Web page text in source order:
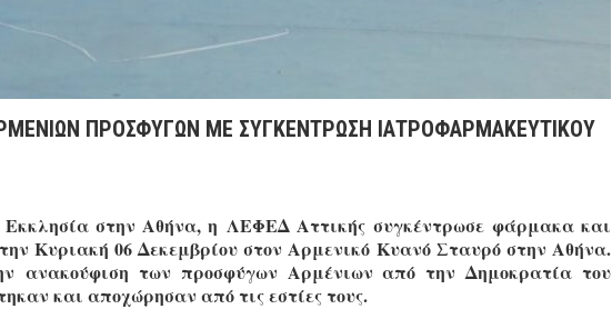
ΠΡΟΣΦYΓΩΝ ΜΕ ΣΥΓΚEΝΤΡΩΣΗ ΙΑΤΡΟΦΑΡΜΑΚΕΥΤΙΚΟY
Εκκλησία στην Αθήνα, η ΛΕΦΕΔ Αττικής συγκέντρωσε φάρμακα και
Κυριακή 06 Δεκεμβρίου στον Αρμενικό Κυανό Σταυρό στην Αθήνα.
ανακούφιση των προσφύγων Αρμένιων από την Δημοκρατία του
και αποχώρησαν από τις εστίες τους.